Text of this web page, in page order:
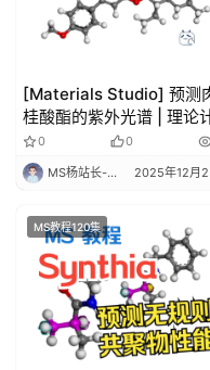
[Materials Studio] 预测
桂酸酯的紫外光谱 | 理论
算 华算科技
0 0
MS杨站长-华算科技 2025年12月
MS教程120集